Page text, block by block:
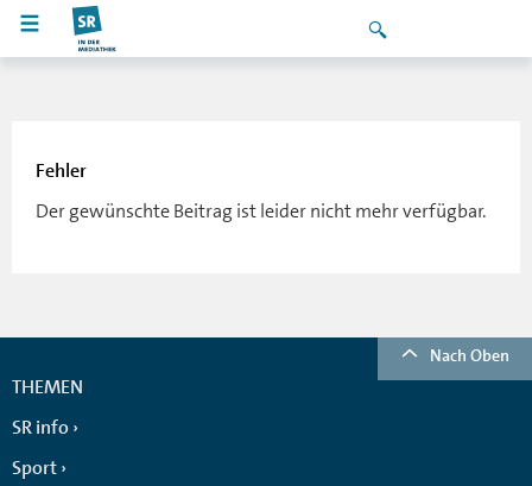
Fehler
Der gewünschte Beitrag ist leider nicht mehr verfügbar.
Nach Oben
THEMEN
SR info
Sport